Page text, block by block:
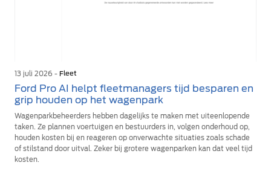
13 juli 2026 - Fleet
Ford Pro AI helpt fleetmanagers tijd besparen en
grip houden op het wagenpark
Wagenparkbeheerders hebben dagelijks te maken met uiteenlopende
taken. Ze plannen voertuigen en bestuurders in, volgen onderhoud op,
houden kosten bij en reageren op onverwachte situaties zoals schade
of stilstand door uitval. Zeker bij grotere wagenparken kan dat veel tijd
kosten.